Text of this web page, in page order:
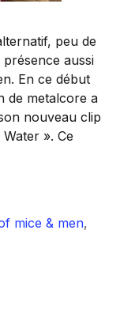
peu de
aussi
En ce début
de metalcore a
nouveau clip
». Ce
mice & men,